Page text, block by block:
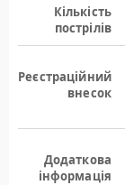
Кількість
пострілів
Реєстраційний
внесок
Додаткова
інформація